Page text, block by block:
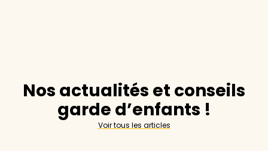
Nos actualités et conseils
garde d’enfants !
Voir tous les articles